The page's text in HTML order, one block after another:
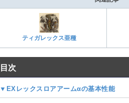
ティガレックス亜種
目次
▼EXレックスロアアームαの基本性能